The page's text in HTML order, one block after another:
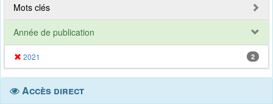
Mots clés
Année de publication
2021 2
Accès direct